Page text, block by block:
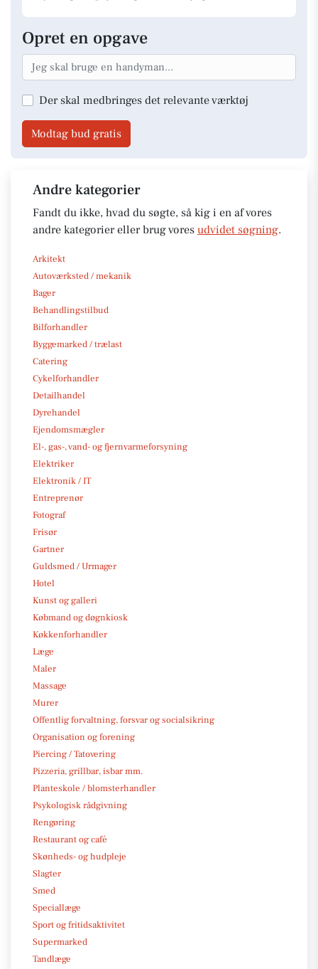
Opret en opgave
Der skal medbringes det relevante værktøj
Modtag bud gratis
Andre kategorier
Fandt du ikke, hvad du søgte, så kig i en af vores
andre kategorier eller brug vores udvidet søgning.
Arkitekt
Autoværksted / mekanik
Bager
Behandlingstilbud
Bilforhandler
Byggemarked / trælast
Catering
Cykelforhandler
Detailhandel
Dyrehandel
Ejendomsmægler
El-, gas-, vand- og fjernvarmeforsyning
Elektriker
Elektronik / IT
Entreprenør
Fotograf
Frisør
Gartner
Guldsmed / Urmager
Hotel
Kunst og galleri
Købmand og døgnkiosk
Køkkenforhandler
Læge
Maler
Massage
Murer
Offentlig forvaltning, forsvar og socialsikring
Organisation og forening
Piercing / Tatovering
Pizzeria, grillbar, isbar mm.
Planteskole / blomsterhandler
Psykologisk rådgivning
Rengøring
Restaurant og café
Skønheds- og hudpleje
Slagter
Smed
Speciallæge
Sport og fritidsaktivitet
Supermarked
Tandlæge